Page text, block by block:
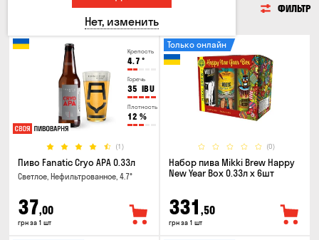
ФИЛЬТР
Крепость
4.7 °
Горечь
35 IBU
Плотность
12 %
(1)
Пиво Fanatic Cryo APA 0.33л
Светлое, Нефильтрованное, 4.7°
37,00
грн за 1 шт
(0)
Только онлайн
Набор пива Mikki Brew Happy
New Year Box 0.33л x 6шт
331 ,50
грн за 1 шт
Нет, изменить